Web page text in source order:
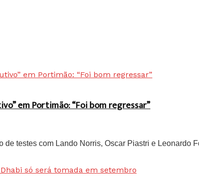
em Portimão: “Foi bom regressar”
testes com Lando Norris, Oscar Piastri e Leonardo